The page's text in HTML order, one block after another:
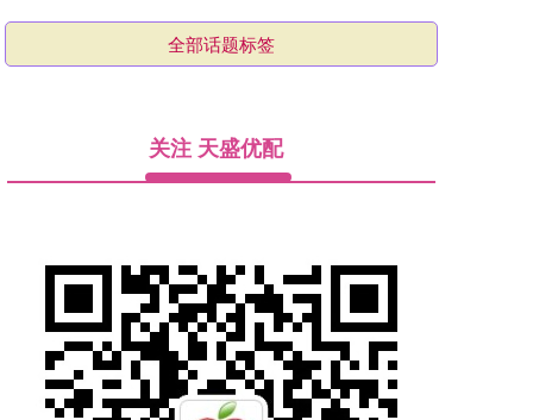
全部话题标签
关注 天盛优配